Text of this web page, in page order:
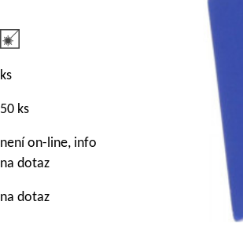
ks
50 ks
není on-line, info
na dotaz
na dotaz